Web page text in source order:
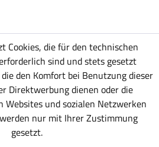
Cookies, die für den technischen
sind und stets gesetzt
den Komfort bei Benutzung dieser
Direktwerbung dienen oder die
und sozialen Netzwerken
nur mit Ihrer Zustimmung
gesetzt.